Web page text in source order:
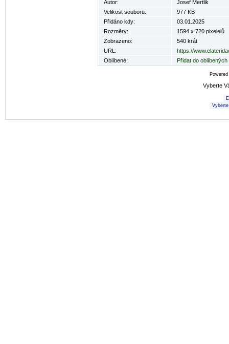
Autor:
Josef Mertlik
Velikost souboru:
977 KB
Přidáno kdy:
03.01.2025
Rozměry:
1594 x 720 pixelelů
Zobrazeno:
540 krát
URL:
https://
Oblíbené:
Přidat do oblíbených
Vyberte